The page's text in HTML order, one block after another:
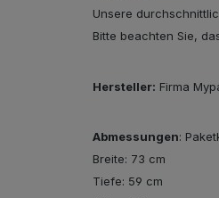
Unsere
Bitte beachten Sie,
Hersteller: Firma
Abmessungen:
Breite: 73 cm
Tiefe: 59 cm